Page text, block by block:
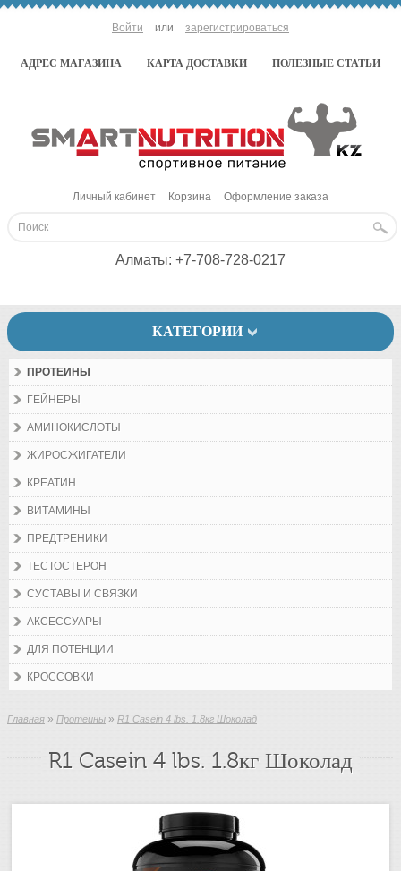
Войти или зарегистрироваться
АДРЕС МАГАЗИНА КАРТА ДОСТАВКИ ПОЛЕЗНЫЕ СТАТЬИ
Личный кабинет Корзина Оформление заказа
Алматы: +7-708-728-0217
КАТЕГОРИИ
ПРОТЕИНЫ
ГЕЙНЕРЫ
АМИНОКИСЛОТЫ
ЖИРОСЖИГАТЕЛИ
КРЕАТИН
ВИТАМИНЫ
ПРЕДТРЕНИКИ
ТЕСТОСТЕРОН
СУСТАВЫ И СВЯЗКИ
АКСЕССУАРЫ
ДЛЯ ПОТЕНЦИИ
КРОССОВКИ
Главная » Протеины » R1 Casein 4 lbs. 1.8кг Шоколад
R1 Casein 4 lbs. 1.8кг Шоколад